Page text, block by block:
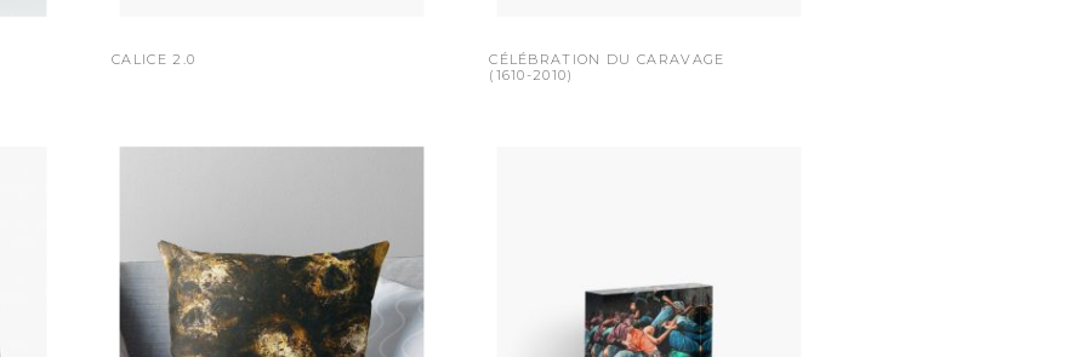
CALICE 2.0
CÉLÉBRATION DU CARAVAGE
(1610-2010)